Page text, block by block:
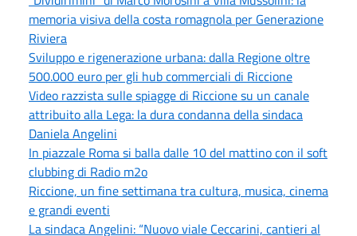
memoria visiva della costa romagnola per Generazione
Riviera
Sviluppo e rigenerazione urbana: dalla Regione oltre
500.000 euro per gli hub commerciali di Riccione
Video razzista sulle spiagge di Riccione su un canale
attribuito alla Lega: la dura condanna della sindaca
Daniela Angelini
In piazzale Roma si balla dalle 10 del mattino con il soft
clubbing di Radio m2o
Riccione, un fine settimana tra cultura, musica, cinema
e grandi eventi
La sindaca Angelini: “Nuovo viale Ceccarini, cantieri al